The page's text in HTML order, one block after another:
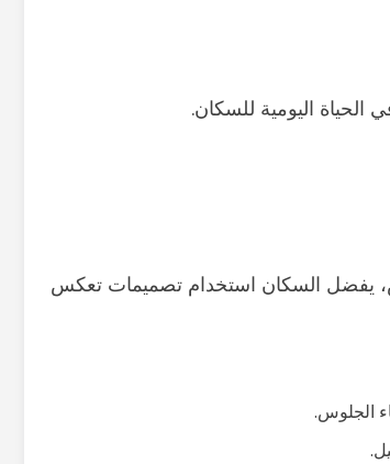
اليومية للسكان.
يفضل السكان استخدام تصميمات تعكس
الجلوس.